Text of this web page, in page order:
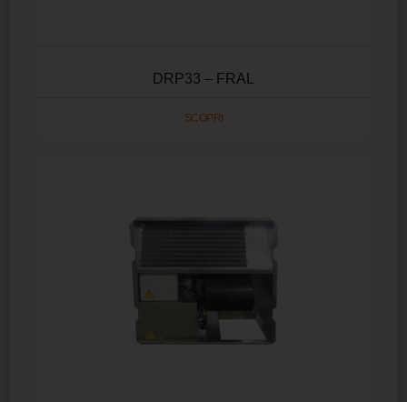
DRP33 – FRAL
SCOPRI